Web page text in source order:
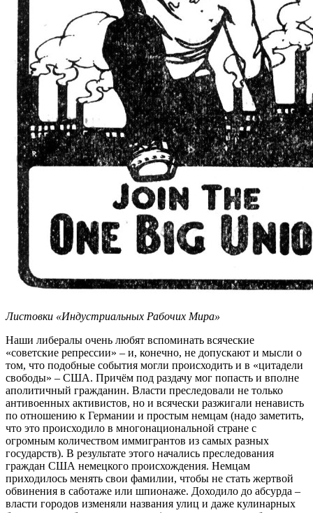
Листовки «Индустриальных Рабочих Мира»
Наши либералы очень любят вспоминать всяческие
«советские репрессии» – и, конечно, не допускают и мысли о
том, что подобные события могли происходить и в «цитадели
свободы» – США. Причём под раздачу мог попасть и вполне
аполитичный гражданин. Власти преследовали не только
антивоенных активистов, но и всячески разжигали ненависть
по отношению к Германии и простым немцам (надо заметить,
что это происходило в многонациональной стране с
огромным количеством иммигрантов из самых разных
государств). В результате этого начались преследования
граждан США немецкого происхождения. Немцам
приходилось менять свои фамилии, чтобы не стать жертвой
обвинения в саботаже или шпионаже. Доходило до абсурда –
власти городов изменяли названия улиц и даже кулинарных